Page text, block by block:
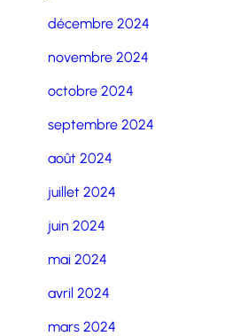
décembre 2024
novembre 2024
octobre 2024
septembre 2024
août 2024
juillet 2024
juin 2024
mai 2024
avril 2024
mars 2024